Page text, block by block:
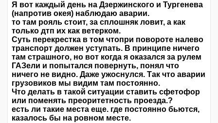
Я вот каждый день на Дзержинского и Тургенева
(напротив окея) наблюдаю аварии.
то там рояль стоит, за сплошняк ловит, а как
только дтп их как ветерком.
Суть перекрестка в том чтопри повороте налево
транспорт должен уступать. В принципе ничего
там страшного, но вот когда я оказался за рулем
ГАЗели и попытался повернуть, понял что
ничего не видно. Даже ужоснулся. Так что аварии
грузовиков мы видим там постоянно.
Что делать в такой ситуации ставить сфетофор
или поменять преоритетность проезда.?
есть ли такие места еще. где постоянно бьются,
казалось бы на ровном месте.